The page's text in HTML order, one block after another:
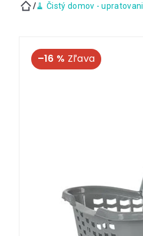
/🧹 Čistý domov -
–16 %